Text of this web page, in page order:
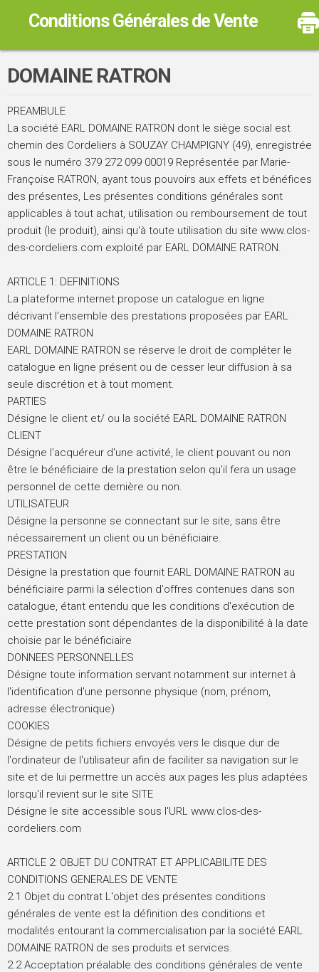
Conditions Générales de Vente
DOMAINE RATRON
PREAMBULE
La société EARL DOMAINE RATRON dont le siège social est
chemin des Cordeliers à SOUZAY CHAMPIGNY (49), enregistrée
sous le numéro 379 272 099 00019 Représentée par Marie-
Françoise RATRON, ayant tous pouvoirs aux effets et bénéfices
des présentes, Les présentes conditions générales sont
applicables à tout achat, utilisation ou remboursement de tout
produit (le produit), ainsi qu'à toute utilisation du site www.clos-
des-cordeliers.com exploité par EARL DOMAINE RATRON.
ARTICLE 1: DEFINITIONS
La plateforme internet propose un catalogue en ligne
décrivant l'ensemble des prestations proposées par EARL
DOMAINE RATRON
EARL DOMAINE RATRON se réserve le droit de compléter le
catalogue en ligne présent ou de cesser leur diffusion à sa
seule discrétion et à tout moment.
PARTIES
Désigne le client et/ ou la société EARL DOMAINE RATRON
CLIENT
Désigne l'acquéreur d'une activité, le client pouvant ou non
être le bénéficiaire de la prestation selon qu'il fera un usage
personnel de cette dernière ou non.
UTILISATEUR
Désigne la personne se connectant sur le site, sans être
nécessairement un client ou un bénéficiaire.
PRESTATION
Désigne la prestation que fournit EARL DOMAINE RATRON au
bénéficiaire parmi la sélection d'offres contenues dans son
catalogue, étant entendu que les conditions d'exécution de
cette prestation sont dépendantes de la disponibilité à la date
choisie par le bénéficiaire
DONNEES PERSONNELLES
Désigne toute information servant notamment sur internet à
l'identification d'une personne physique (nom, prénom,
adresse électronique)
COOKIES
Désigne de petits fichiers envoyés vers le disque dur de
l'ordinateur de l'utilisateur afin de faciliter sa navigation sur le
site et de lui permettre un accès aux pages les plus adaptées
lorsqu'il revient sur le site SITE
Désigne le site accessible sous l'URL www.clos-des-
cordeliers.com
ARTICLE 2: OBJET DU CONTRAT ET APPLICABILITE DES
CONDITIONS GENERALES DE VENTE
2.1 Objet du contrat L'objet des présentes conditions
générales de vente est la définition des conditions et
modalités entourant la commercialisation par la société EARL
DOMAINE RATRON de ses produits et services.
2.2 Acceptation préalable des conditions générales de vente